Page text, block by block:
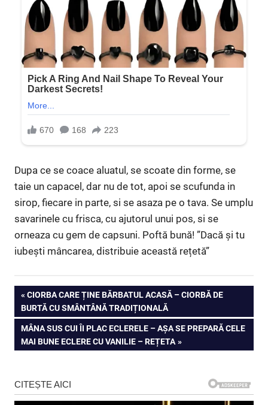
Dupa ce se coace aluatul, se scoate din forme, se
taie un capacel, dar nu de tot, apoi se scufunda in
sirop, fiecare in parte, si se asaza pe o tava. Se umplu
savarinele cu frisca, cu ajutorul unui pos, si se
orneaza cu gem de capsuni. Poftă bună! ”Dacă și tu
iubești mâncarea, distribuie această rețetă”
Navigare
în
articole
PREVIOUS
POST:
CIORBA CARE ȚINE BĂRBATUL ACASĂ – CIORBĂ DE
BURTĂ CU SMÂNTÂNĂ TRADIȚIONALĂ
NEXT
POST:
MÂNA SUS CUI ÎI PLAC ECLERELE – AȘA SE PREPARĂ CELE
MAI BUNE ECLERE CU VANILIE – REȚETA